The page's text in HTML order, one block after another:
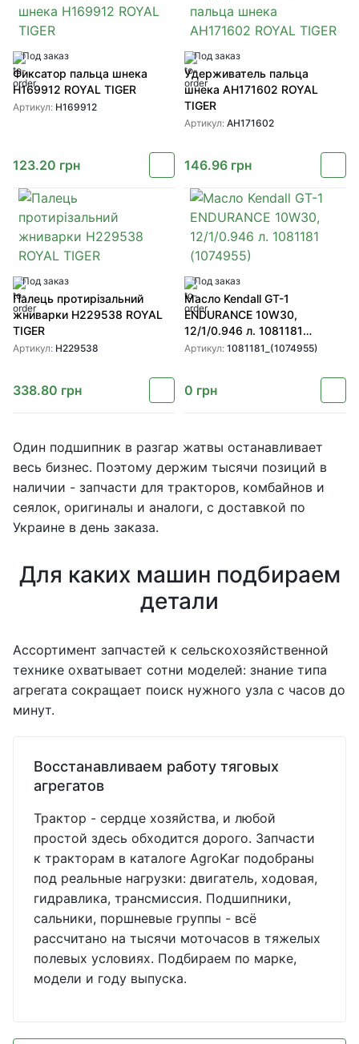
Под заказ
Фиксатор пальца шнека
H169912 ROYAL TIGER
Артикул: H169912
123.20 грн
Под заказ
Удерживатель пальца
шнека AH171602 ROYAL
TIGER
Артикул: AH171602
146.96 грн
Под заказ
Палець протирізальний
жниварки H229538 ROYAL
TIGER
Артикул: H229538
338.80 грн
Под заказ
Масло Kendall GT-1
ENDURANCE 10W30,
12/1/0.946 л. 1081181
(1074955)
Артикул: 1081181_(1074955)
0 грн
Один подшипник в разгар жатвы останавливает
весь бизнес. Поэтому держим тысячи позиций в
наличии - запчасти для тракторов, комбайнов и
сеялок, оригиналы и аналоги, с доставкой по
Украине в день заказа.
Для каких машин подбираем
детали
Ассортимент запчастей к сельскохозяйственной
технике охватывает сотни моделей: знание типа
агрегата сокращает поиск нужного узла с часов до
минут.
Восстанавливаем работу тяговых
агрегатов
Трактор - сердце хозяйства, и любой
простой здесь обходится дорого. Запчасти
к тракторам в каталоге AgroKar подобраны
под реальные нагрузки: двигатель, ходовая,
гидравлика, трансмиссия. Подшипники,
сальники, поршневые группы - всё
рассчитано на тысячи моточасов в тяжелых
полевых условиях. Подбираем по марке,
модели и году выпуска.